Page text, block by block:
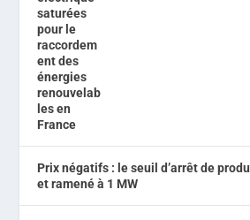
Prix négatifs : le seuil d’arrêt de
et ramené à 1 MW